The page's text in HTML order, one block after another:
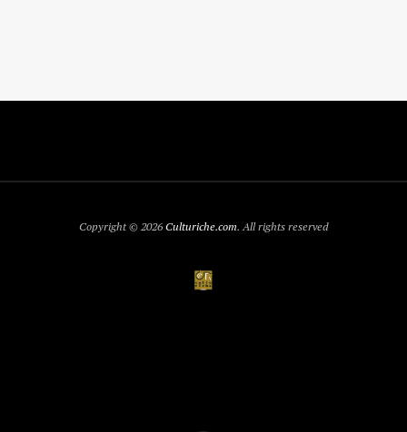
Copyright © 2026Culturiche.com. All rights reserved